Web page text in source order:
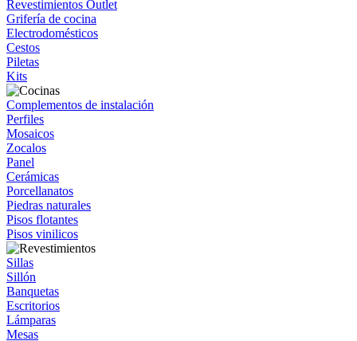
Revestimientos Outlet
Grifería de cocina
Electrodomésticos
Cestos
Piletas
Kits
Complementos de instalación
Perfiles
Mosaicos
Zocalos
Panel
Cerámicas
Porcellanatos
Piedras naturales
Pisos flotantes
Pisos vinilicos
Sillas
Sillón
Banquetas
Escritorios
Lámparas
Mesas